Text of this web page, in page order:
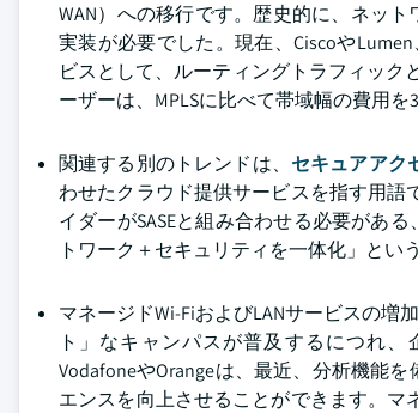
WAN）への移行です。歴史的に、ネッ
実装が必要でした。現在、Ciscoや
ビスとして、ルーティングトラフィック
ーザーは、MPLSに比べて帯域幅の費用を
関連する別のトレンドは、 セキュアアク
わせたクラウド提供サービスを指す用語
イダーがSASEと組み合わせる必要があ
トワーク＋セキュリティを一体化」とい
マネージドWi-FiおよびLANサービスの
ト」なキャンパスが普及するにつれ
VodafoneやOrangeは、最近、分析機能
エンスを向上させることができます。マ